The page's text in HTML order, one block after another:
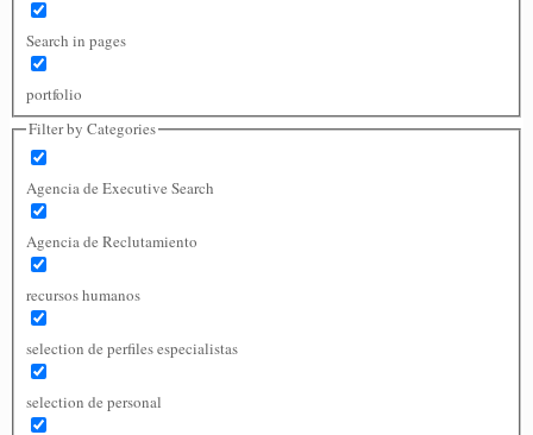
Search in pages
portfolio
Filter by Categories
Agencia de Executive Search
Agencia de Reclutamiento
recursos humanos
selection de perfiles especialistas
selection de personal